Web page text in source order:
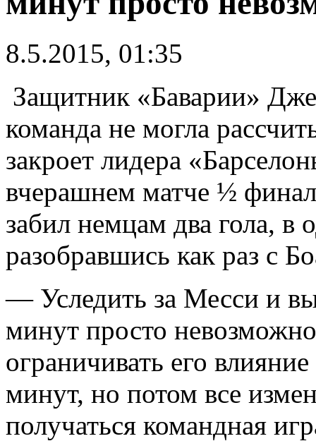
8.5.2015, 01:35
Защитник «Баварии»
команда не могла
закроет лидера
вчерашнем матче ½
забил немцам два гола, в
разобравшись как раз с
— Уследить за Месси и
минут просто
ограничивать его
минут, но потом все
получаться командная